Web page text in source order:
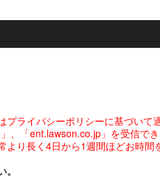
ライバシーポリシーに基づいて
「ent.lawson.co.jp」を受信でき
り長く4日から1週間ほどお時間